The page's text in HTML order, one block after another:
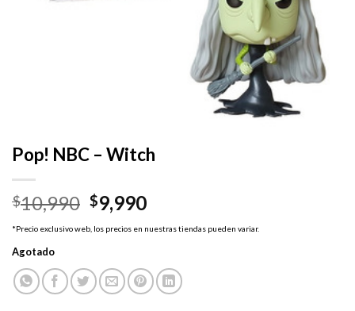
Pop! NBC – Witch
$10,990 El
precio
original
$10,990.
$9,990El
precio
$9,990.
*Precio exclusivo web, los precios en nuestras tiendas pueden variar.
Agotado